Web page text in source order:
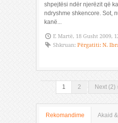
shpejtësi ndër njerëzit që
ndryshme shkencore. Sot,
kanë...
E Martë, 18 Gusht 2009,
Shkruan: Përgatiti: N.
1 2 Next (2)
Rekomandime Akaid